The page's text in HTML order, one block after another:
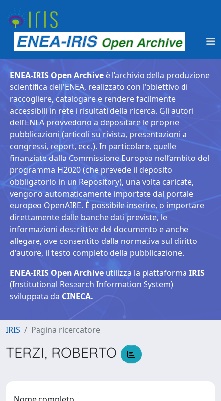
ENEA-IRIS Open Archive è l’archivio della produzione
scientifica dell'ENEA, realizzato con l'obiettivo di
raccogliere, catalogare e rendere facilmente
accessibili in rete i risultati della ricerca. Gli autori
dell’ENEA provvedono a depositare le proprie
pubblicazioni (articoli su rivista, presentazioni a
congressi, report, ecc.). In particolare, quelle
finanziate dalla Commissione Europea nell’ambito del
programma H2020 (che prevede il deposito
obbligatorio in un Repository), una volta caricate,
vengono automaticamente importate dal portale
europeo OpenAIRE. È possibile inserire, o importare
direttamente dalle banche dati previste, le
informazioni descrittive del documento e anche
allegare, ove consentito dalla normativa sul diritto
d'autore, il testo completo della pubblicazione.
ENEA-IRIS Open Archive utilizza la piattaforma IRIS
(Institutional Research Information System)
sviluppata da CINECA.
IRIS Pagina ricercatore
TERZI, ROBERTO